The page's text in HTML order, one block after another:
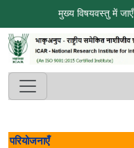
मुख्य विषयवस्तु में जाएँ
परियोजनाएँ